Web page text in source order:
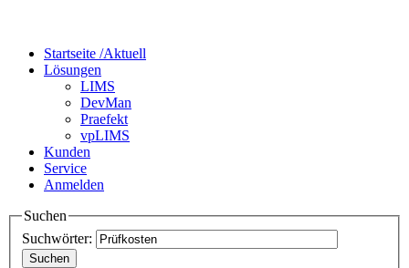
Startseite /Aktuell
Lösungen
LIMS
DevMan
Praefekt
vpLIMS
Kunden
Service
Anmelden
Suchen
Suchwörter:
Suchen